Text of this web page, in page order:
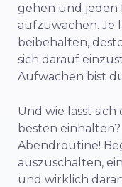
gehen und jeden
aufzuwachen. Je
beibehalten,
sich darauf
Aufwachen bist
Und wie lässt
besten
Abendroutine!
auszuschalten,
und wirklich